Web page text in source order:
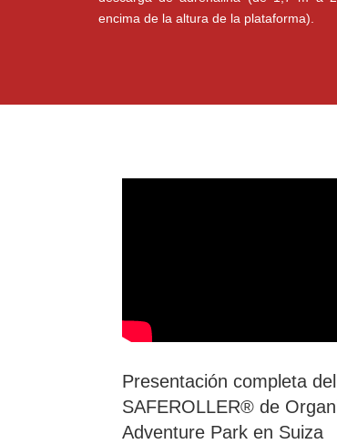
encima de la altura de la plataforma).
Presentación completa del
SAFEROLLER® de
Adventure Park en Suiza